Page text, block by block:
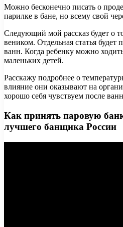
Можно бесконечно писать о
парилке в бане, но всему свой
Следующий мой рассказ будет о
веником. Отдельная статья будет
ванн. Когда ребенку можно
маленьких детей.
Расскажу подробнее о
влияние они оказывают на
хорошо себя чувствуем после
Как принять паровую
лучшего банщика России